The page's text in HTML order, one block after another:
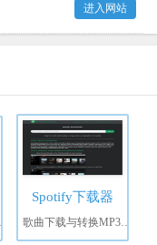
进入网站
Spotify下载器